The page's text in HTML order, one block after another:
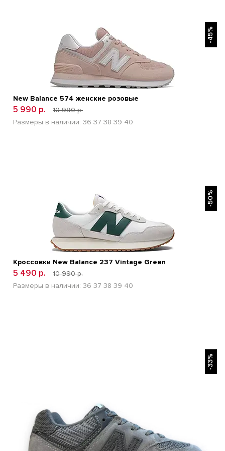
-45%
New Balance 574 женские розовые
5 990 р.
10 990 р.
Размеры в наличии: 36 37 38 39 40
-50%
Кроссовки New Balance 237 Vintage Green
5 490 р.
10 990 р.
Размеры в наличии: 36 37 38 39 40
-33%